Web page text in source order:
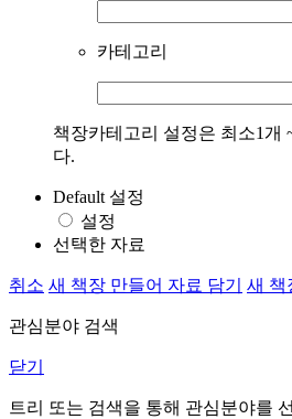
카테고리
책장카테고리 설정은 최소1개
다.
Default 설정
설정
선택한 자료
취소 새 책장 만들어 자료 담기 새 책
관심분야 검색
닫기
트리 또는 검색을 통해 관심분야를